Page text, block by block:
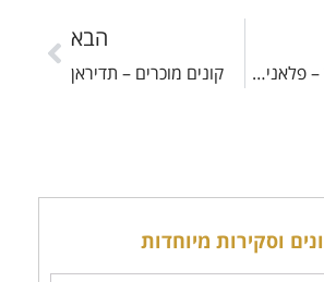
פוליסת חיסכון – פלאניט: פודקאסט תכנון פיננסי
הבא
קונים מוכרים – תדיראן
וסקירות מיוחדות